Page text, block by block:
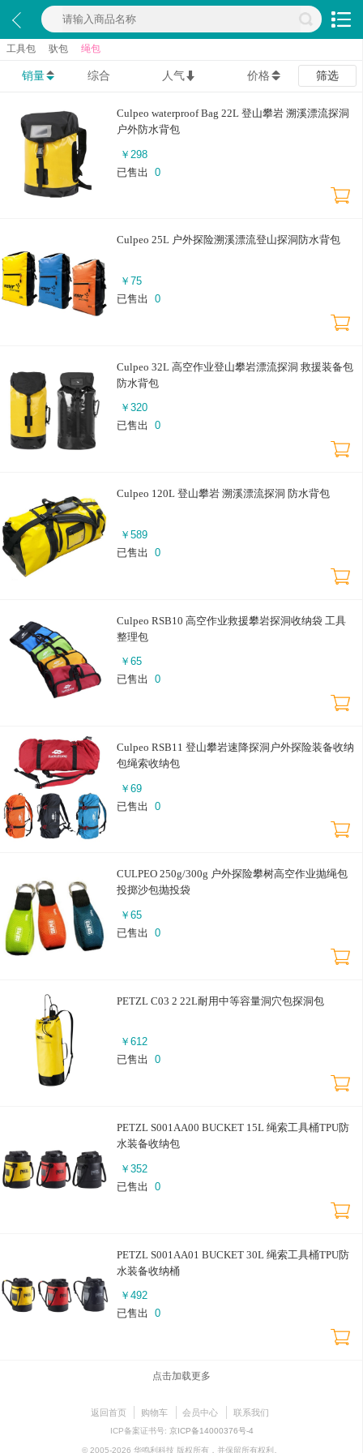
工具包 驮包 绳包
销量 综合 人气 价格 筛选
Culpeo waterproof Bag 22L 登山攀岩 溯溪漂流探洞
户外防水背包
￥ 298
已售出
0
Culpeo 25L 户外探险溯溪漂流登山探洞防水背包
￥ 75
已售出
0
Culpeo 32L 高空作业登山攀岩漂流探洞 救援装备包
防水背包
￥ 320
已售出
0
Culpeo 120L 登山攀岩 溯溪漂流探洞 防水背包
￥ 589
已售出
0
Culpeo RSB10 高空作业救援攀岩探洞收纳袋 工具
整理包
￥ 65
已售出
0
Culpeo RSB11 登山攀岩速降探洞户外探险装备收纳
包绳索收纳包
￥ 69
已售出
0
CULPEO 250g/300g 户外探险攀树高空作业抛绳包
投掷沙包抛投袋
￥ 65
已售出
0
PETZL C03 2 22L耐用中等容量洞穴包探洞包
￥ 612
已售出
0
PETZL S001AA00 BUCKET 15L 绳索工具桶TPU防
水装备收纳包
￥ 352
已售出
0
PETZL S001AA01 BUCKET 30L 绳索工具桶TPU防
水装备收纳桶
￥ 492
已售出
0
点击加载更多
返回首页 购物车 会员中心 联系我们
ICP备案证书号: 京ICP备14000376号-4
© 2005-2026 华鸣利科技 版权所有，并保留所有权利。